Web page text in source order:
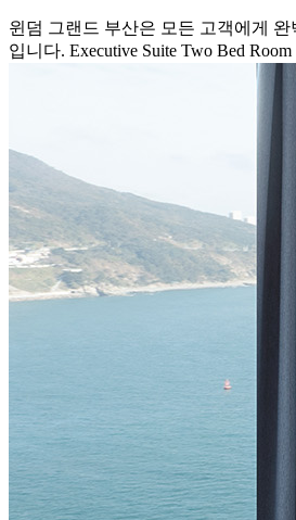
윈덤 그랜드 부산은 모든 고객에게
입니다. Executive Suite Two Bed Room